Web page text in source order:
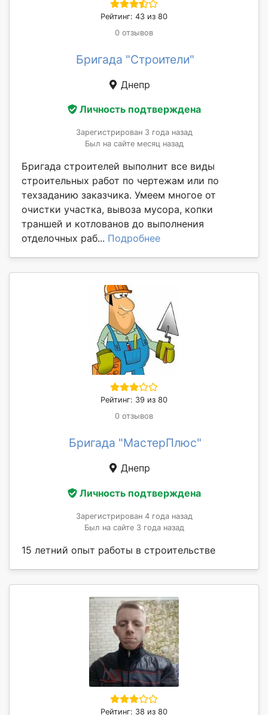
Рейтинг: 43 из 80
0 отзывов
Бригада "Строители"
Днепр
Личность подтверждена
Зарегистрирован 3 года назад
Был на сайте месяц назад
Бригада строителей выполнит все виды
строительных работ по чертежам или по
техзаданию заказчика. Умеем многое от
очистки участка, вывоза мусора, копки
траншей и котлованов до выполнения
отделочных раб... Подробнее
Рейтинг: 39 из 80
0 отзывов
Бригада "МастерПлюс"
Днепр
Личность подтверждена
Зарегистрирован 4 года назад
Был на сайте 3 года назад
15 летний опыт работы в строительстве
Рейтинг: 38 из 80